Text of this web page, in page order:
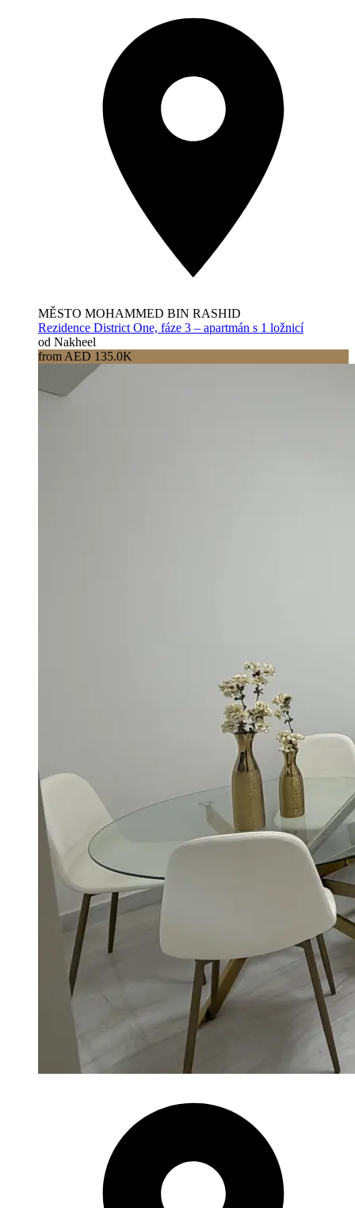
MĚSTO MOHAMMED BIN RASHID
Rezidence District One, fáze 3 – apartmán s 1 ložnicí
od Nakheel
from AED 135.0K